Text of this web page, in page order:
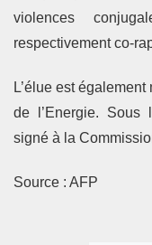
violences
respectivement co-
L’élue est
de l’Energie. Sous
signé à la
Source : AFP